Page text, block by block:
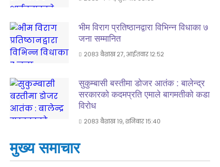
भीम विराग प्रतिष्ठानद्वारा विभिन्न विधाका ७
जना सम्मानित
२०८३ बैशाख २७, आईतवार १२:५२
सुकुम्बासी बस्तीमा डोजर आतंक : बालेन्द्र
सरकारको कदमप्रति एमाले बागमतीको कडा
विरोध
२०८३ बैशाख १९, शनिबार १५:४०
मुख्य समाचार